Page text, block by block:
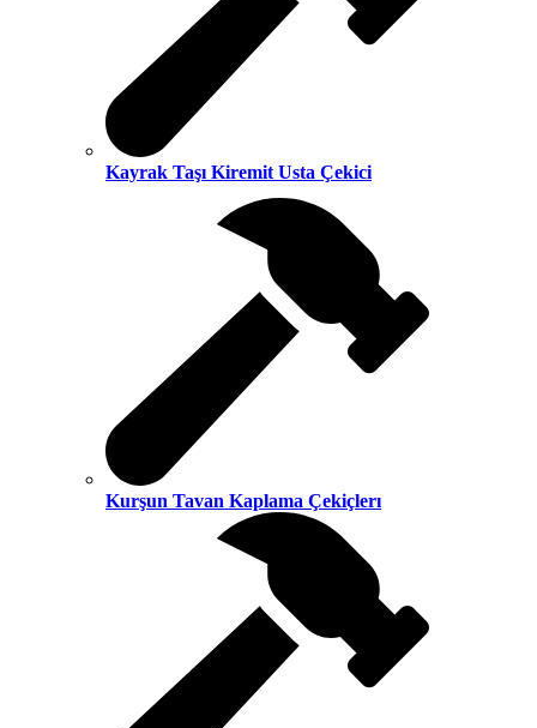
Kayrak Taşı Kiremit Usta Çekici
Kurşun Tavan Kaplama Çekiçlerı